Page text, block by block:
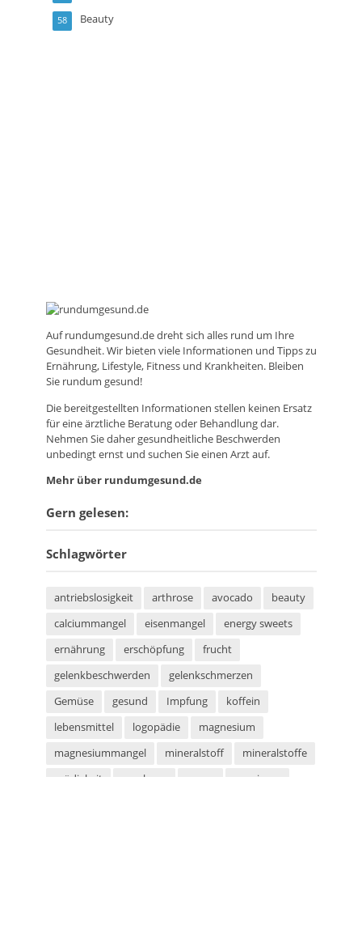
Beauty
58
Aufrundumgesund.dedreht sich alles rund um Ihre
Gesundheit. Wir bieten viele Informationen und Tipps zu
Ernährung, Lifestyle, Fitness und Krankheiten. Bleiben
Sie rundum gesund!
Die bereitgestellten Informationen stellen keinen Ersatz
für eine ärztliche Beratung oder Behandlung dar.
Nehmen Sie daher gesundheitliche Beschwerden
unbedingt ernst und suchen Sie einen Arzt auf.
Mehr über rundumgesund.de
Gern gelesen:
Schlagwörter
antriebslosigkeit arthrose avocado
beauty
calciummangel
eisenmangel
energy sweets
ernährung
erschöpfung
frucht
gelenkbeschwerden
gelenkschmerzen
Gemüse
gesund Impfung
koffein
lebensmittel
logopädie
magnesium
magnesiummangel
mineralstoff
mineralstoffe
müdigkeit
parabene
saunieren